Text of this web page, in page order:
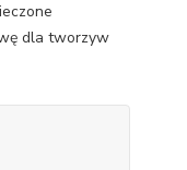
dla tworzyw